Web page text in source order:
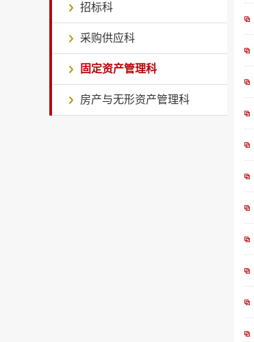
招标科
采购供应科
固定资产管理科
房产与无形资产管理科